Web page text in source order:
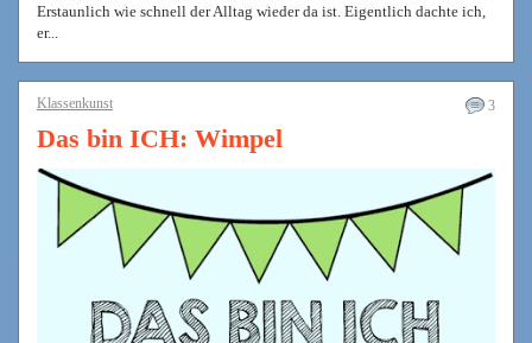
Erstaunlich wie schnell der Alltag wieder da ist. Eigentlich dachte ich,
er...
3
Klassenkunst
Das bin ICH: Wimpel